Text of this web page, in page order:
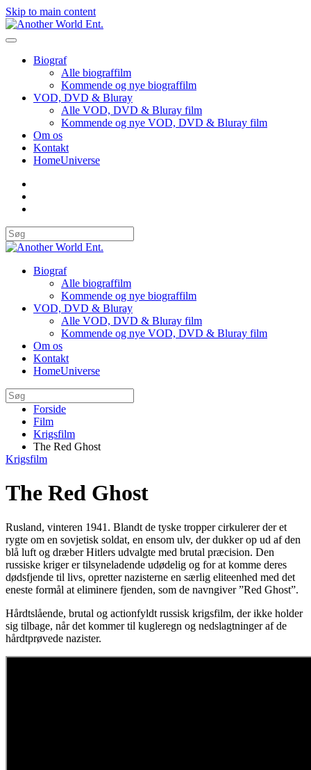
Skip to main content
Biograf
Alle biograffilm
Kommende og nye biograffilm
VOD, DVD & Bluray
Alle VOD, DVD & Bluray film
Kommende og nye VOD, DVD & Bluray film
Om os
Kontakt
HomeUniverse
Biograf
Alle biograffilm
Kommende og nye biograffilm
VOD, DVD & Bluray
Alle VOD, DVD & Bluray film
Kommende og nye VOD, DVD & Bluray film
Om os
Kontakt
HomeUniverse
Forside
Film
Krigsfilm
The Red Ghost
Krigsfilm
The Red Ghost
Rusland, vinteren 1941. Blandt de tyske tropper cirkulerer der et
rygte om en sovjetisk soldat, en ensom ulv, der dukker op ud af den
blå luft og dræber Hitlers udvalgte med brutal præcision. Den
russiske kriger er tilsyneladende udødelig og for at komme deres
dødsfjende til livs, opretter nazisterne en særlig eliteenhed med det
eneste formål at eliminere fjenden, som de navngiver ”Red Ghost”.
Hårdtslående, brutal og actionfyldt russisk krigsfilm, der ikke holder
sig tilbage, når det kommer til kugleregn og nedslagtninger af de
hårdtprøvede nazister.